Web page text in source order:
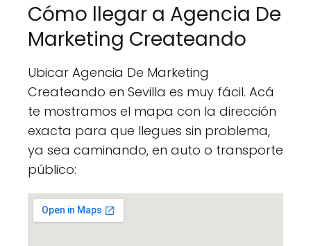
Cómo llegar a Agencia De
Marketing Createando
Ubicar Agencia De Marketing
Createando en Sevilla es muy fácil. Acá
te mostramos el mapa con la dirección
exacta para que llegues sin problema,
ya sea caminando, en auto o transporte
público: